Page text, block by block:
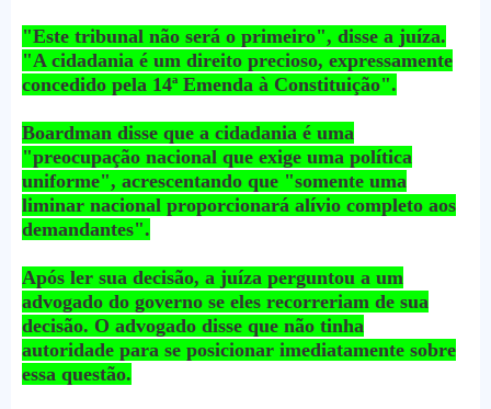
"Este tribunal não será o primeiro", disse a juíza.
"A cidadania é um direito precioso, expressamente
concedido pela 14ª Emenda à Constituição".
Boardman disse que a cidadania é uma
"preocupação nacional que exige uma política
uniforme", acrescentando que "somente uma
liminar nacional proporcionará alívio completo aos
demandantes".
Após ler sua decisão, a juíza perguntou a um
advogado do governo se eles recorreriam de sua
decisão. O advogado disse que não tinha
autoridade para se posicionar imediatamente sobre
essa questão.